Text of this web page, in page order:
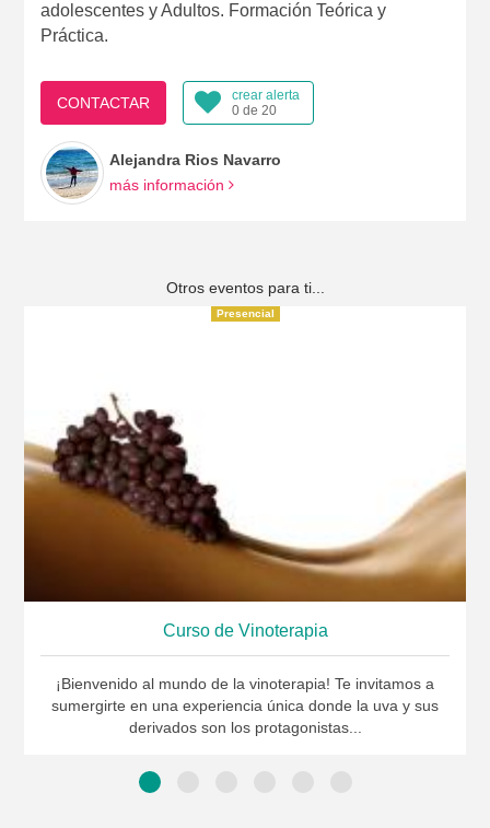
adolescentes y Adultos. Formación Teórica y
Práctica.
CONTACTAR
crear alerta
0 de 20
Alejandra Rios Navarro
más información
Otros eventos para ti...
Curso de Vinoterapia
¡Bienvenido al mundo de la vinoterapia! Te invitamos a
sumergirte en una experiencia única donde la uva y sus
derivados son los protagonistas...
Presencial